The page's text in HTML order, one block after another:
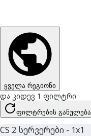
ყველა რეგიონი
და კიდევ 1 ფილტრი
ფილტრების განულება
CS 2 სერვერები - 1x1